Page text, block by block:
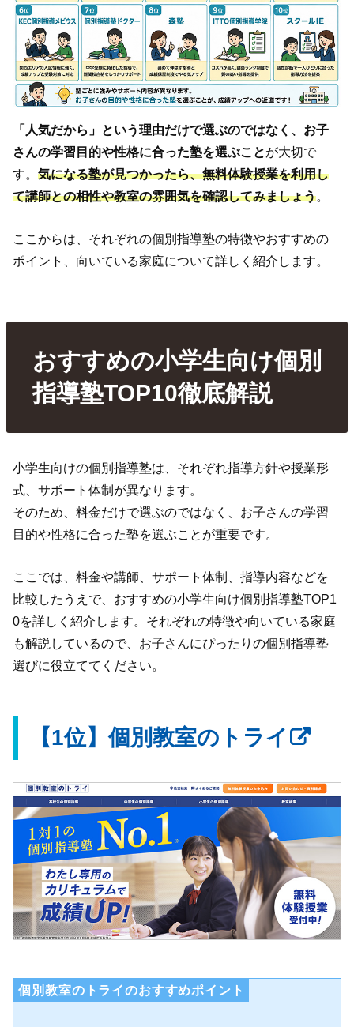
「人気だから」という理由だけで選ぶのではなく、お子
さんの学習目的や性格に合った塾を選ぶことが大切で
す。気になる塾が見つかったら、無料体験授業を利用し
て講師との相性や教室の雰囲気を確認してみましょう。
ここからは、それぞれの個別指導塾の特徴やおすすめの
ポイント、向いている家庭について詳しく紹介します。
おすすめの小学生向け個別
指導塾TOP10徹底解説
小学生向けの個別指導塾は、それぞれ指導方針や授業形
式、サポート体制が異なります。
そのため、料金だけで選ぶのではなく、お子さんの学習
目的や性格に合った塾を選ぶことが重要です。
ここでは、料金や講師、サポート体制、指導内容などを
比較したうえで、おすすめの小学生向け個別指導塾TOP1
0を詳しく紹介します。それぞれの特徴や向いている家庭
も解説しているので、お子さんにぴったりの個別指導塾
選びに役立ててください。
【1位】個別教室のトライ
個別教室のトライのおすすめポイント